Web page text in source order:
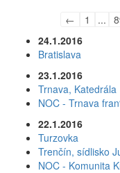
Guestbook
navigation
← 1 ...
24.1.2016
Bratislava
23.1.2016
Trnava, Katedrála
NOC - Trnava
22.1.2016
Turzovka
Trenčín, sídlisko
NOC - Komunita